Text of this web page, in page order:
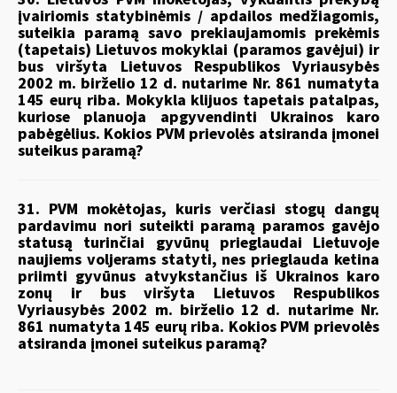
įvairiomis statybinėmis / apdailos medžiagomis,
suteikia paramą savo prekiaujamomis prekėmis
(tapetais) Lietuvos mokyklai (paramos gavėjui) ir
bus viršyta Lietuvos Respublikos Vyriausybės
2002 m. birželio 12 d. nutarime Nr. 861 numatyta
145 eurų riba. Mokykla klijuos tapetais patalpas,
kuriose planuoja apgyvendinti Ukrainos karo
pabėgėlius. Kokios PVM prievolės atsiranda įmonei
suteikus paramą?
31. PVM mokėtojas, kuris verčiasi stogų dangų
pardavimu nori suteikti paramą paramos gavėjo
statusą turinčiai gyvūnų prieglaudai Lietuvoje
naujiems voljerams statyti, nes prieglauda ketina
priimti gyvūnus atvykstančius iš Ukrainos karo
zonų ir bus viršyta Lietuvos Respublikos
Vyriausybės 2002 m. birželio 12 d. nutarime Nr.
861 numatyta 145 eurų riba. Kokios PVM prievolės
atsiranda įmonei suteikus paramą?